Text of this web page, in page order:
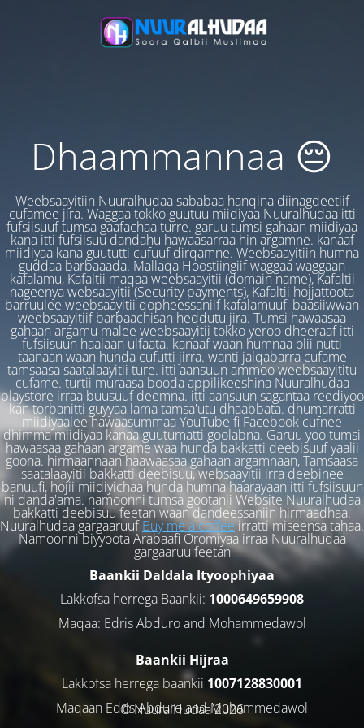
Dhaammannaa 😔
Weebsaayitiin Nuuralhudaa sababaa hanqina diinagdeetiif
cufamee jira. Waggaa tokko guutuu miidiyaa Nuuralhudaa itti
fufsiisuuf tumsa gaafachaa turre. garuu tumsi gahaan miidiyaa
kana itti fufsiisuu dandahu hawaasarraa hin argamne. kanaaf
miidiyaa kana guututti cufuuf dirqamne. Weebsaayitiin humna
guddaa barbaaada. Mallaqa Hoostiingiif waggaa waggaan
kafalamu, Kafaltii maqaa weebsaayitii (domain name), Kafaltii
nageenya websaayitii (Security payments), Kafaltii hojjattoota
barruulee weebsaayitii qopheessaniif kafalamuufi baasiiwwan
weebsaayitiif barbaachisan heddutu jira. Tumsi hawaasaa
gahaan argamu malee weebsaayitii tokko yeroo dheeraaf itti
fufsiisuun haalaan ulfaata. kanaaf waan humnaa olii nutti
taanaan waan hunda cufutti jirra. wanti jalqabarra cufame
tamsaasa saatalaayitii ture. itti aansuun ammoo weebsaayititu
cufame. turtii muraasa booda appilikeeshina Nuuralhudaa
playstore irraa buusuuf deemna. itti aansuun sagantaa reediyoo
kan torbanitti guyyaa lama tamsa'utu dhaabbata. dhumarratti
miidiyaalee hawaasummaa YouTube fi Facebook cufnee
dhimma miidiyaa kanaa guutumatti goolabna. Garuu yoo tumsi
hawaasaa gahaan argame waa hunda bakkatti deebisuuf yaalii
goona. hirmaannaan haawaasaa gahaan argamnaan, Tamsaasa
saatalaayitii bakkatti deebisuu, websaayitii irra deebinee
banuufi, hojii miidiyichaa hunda humna haarayaan itti fufsiisuun
ni danda'ama. namoonni tumsa gootanii Website Nuuralhudaa
bakkatti deebisuu feetan waan dandeessaniin hirmaadhaa.
Nuuralhudaa gargaaruufBuy me a coffeeirratti miseensa tahaa.
Namoonni biyyoota Arabaafi Oromiyaa irraa Nuuralhudaa
gargaaruu feetan
Baankii Daldala Ityoophiyaa
Lakkofsa herrega Baankii: 1000649659908
Maqaa: Edris Abduro and Mohammedawol
Baankii Hijraa
Lakkofsa herrega baankii 1007128830001
Maqaan Edris Abduro and Muhammedawol
© NuuralHudaa 2026